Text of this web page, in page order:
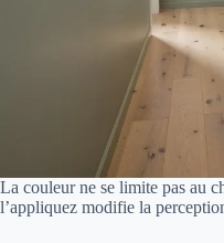
La couleur ne se limite pas au
l’appliquez modifie la